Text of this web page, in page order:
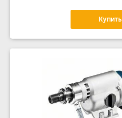
Купить